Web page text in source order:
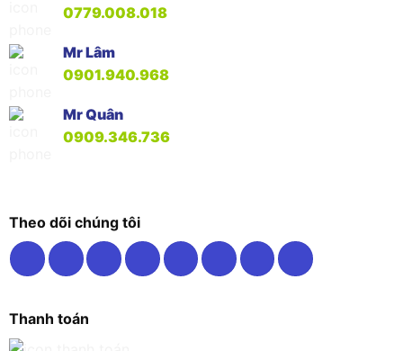
0779.008.018
Mr Lâm
0901.940.968
Mr Quân
0909.346.736
Theo dõi chúng tôi
Thanh toán